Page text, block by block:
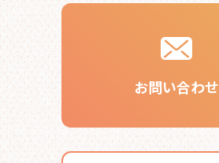
お問い合わせ